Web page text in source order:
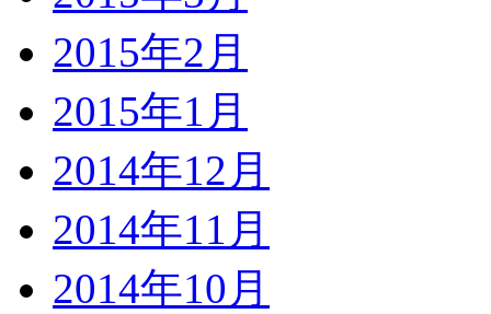
2015年2月
2015年1月
2014年12月
2014年11月
2014年10月